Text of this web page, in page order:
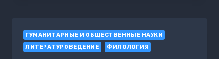
ГУМАНИТАРНЫЕ И ОБЩЕСТВЕННЫЕ НАУКИ
ЛИТЕРАТУРОВЕДЕНИЕ
ФИЛОЛОГИЯ